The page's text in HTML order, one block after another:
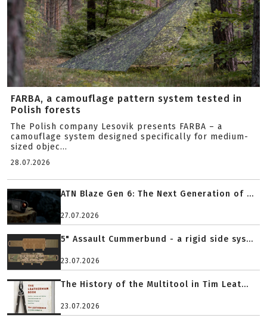
FARBA, a camouflage pattern system tested in
Polish forests
The Polish company Lesovik presents FARBA – a
camouflage system designed specifically for medium-
sized objec...
28.07.2026
ATN Blaze Gen 6: The Next Generation of ...
27.07.2026
5" Assault Cummerbund - a rigid side sys...
23.07.2026
The History of the Multitool in Tim Leat...
23.07.2026